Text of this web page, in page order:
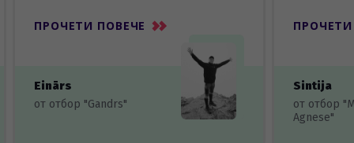
ПРОЧЕТИ ПОВЕЧЕ
Einārs
от отбор "Gandrs"
Sintija
от отбор
Agnese"